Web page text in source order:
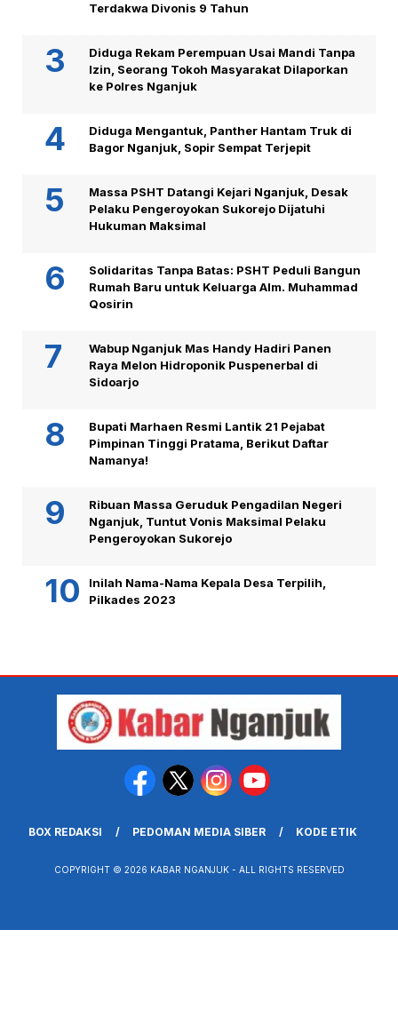
Terdakwa Divonis 9 Tahun
Diduga Rekam Perempuan Usai Mandi Tanpa
Izin, Seorang Tokoh Masyarakat Dilaporkan
ke Polres Nganjuk
Diduga Mengantuk, Panther Hantam Truk di
Bagor Nganjuk, Sopir Sempat Terjepit
Massa PSHT Datangi Kejari Nganjuk, Desak
Pelaku Pengeroyokan Sukorejo Dijatuhi
Hukuman Maksimal
Solidaritas Tanpa Batas: PSHT Peduli Bangun
Rumah Baru untuk Keluarga Alm. Muhammad
Qosirin
Wabup Nganjuk Mas Handy Hadiri Panen
Raya Melon Hidroponik Puspenerbal di
Sidoarjo
Bupati Marhaen Resmi Lantik 21 Pejabat
Pimpinan Tinggi Pratama, Berikut Daftar
Namanya!
Ribuan Massa Geruduk Pengadilan Negeri
Nganjuk, Tuntut Vonis Maksimal Pelaku
Pengeroyokan Sukorejo
Inilah Nama-Nama Kepala Desa Terpilih,
Pilkades 2023
BOX REDAKSI PEDOMAN MEDIA SIBER KODE ETIK
COPYRIGHT © 2026 KABAR NGANJUK - ALL RIGHTS RESERVED